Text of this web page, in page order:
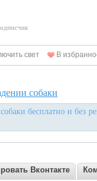
свет В
собаки
бесплатно и без
Вконтакте